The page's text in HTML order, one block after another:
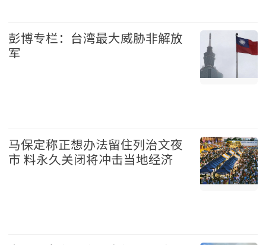
彭博专栏：台湾最大威胁非解放
军
马保定称正想办法留住列治文夜
市 料永久关闭将冲击当地经济